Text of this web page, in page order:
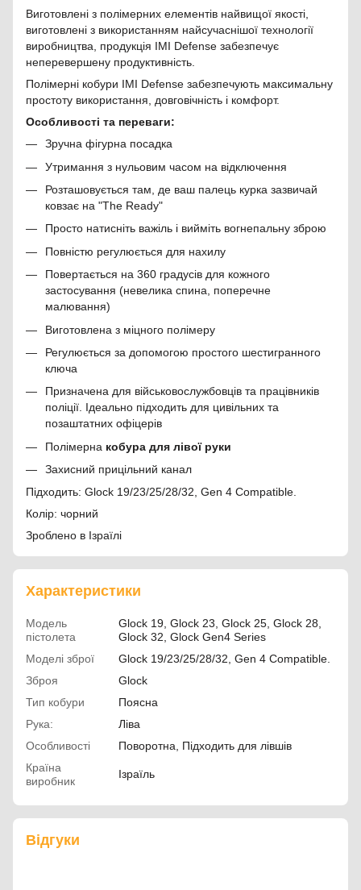
Виготовлені з полімерних елементів найвищої якості,
виготовлені з використанням найсучаснішої технології
виробництва, продукція IMI Defense забезпечує
неперевершену продуктивність.
Полімерні кобури IMI Defense забезпечують максимальну
простоту використання, довговічність і комфорт.
Особливості та переваги:
Зручна фігурна посадка
Утримання з нульовим часом на відключення
Розташовується там, де ваш палець курка зазвичай
ковзає на "The Ready"
Просто натисніть важіль і вийміть вогнепальну зброю
Повністю регулюється для нахилу
Повертається на 360 градусів для кожного
застосування (невелика спина, поперечне
малювання)
Виготовлена з міцного полімеру
Регулюється за допомогою простого шестигранного
ключа
Призначена для військовослужбовців та працівників
поліції. Ідеально підходить для цивільних та
позаштатних офіцерів
Полімерна кобура для лівої руки
Захисний прицільний канал
Підходить: Glock 19/23/25/28/32, Gen 4 Compatible.
Колір: чорний
Зроблено в Ізраїлі
Характеристики
Модель
пістолета
Glock 19, Glock 23, Glock 25, Glock 28,
Glock 32, Glock Gen4 Series
Моделі зброї
Glock 19/23/25/28/32, Gen 4 Compatible.
Зброя
Glock
Тип кобури
Поясна
Рука:
Ліва
Особливості
Поворотна, Підходить для лівшів
Країна
виробник
Ізраїль
Відгуки